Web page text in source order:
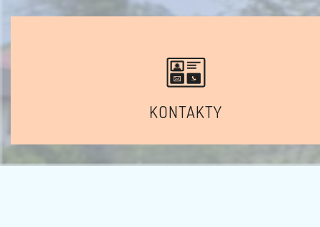
KONTAKTY